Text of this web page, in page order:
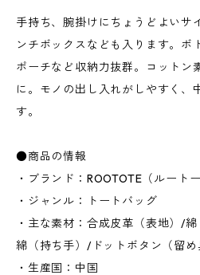
手持ち、腕掛けにちょうどよいサ
ンチボックスなども入ります。ボ
ポーチなど収納力抜群。コットン
に。モノの出し入れがしやすく、
す。
●商品の情報
・ブランド：ROOTOTE（ルート
・ジャンル：トートバッグ
・主な素材：合成皮革（表地）/
綿（持ち手）/ドットボタン（留め
・生産国：中国